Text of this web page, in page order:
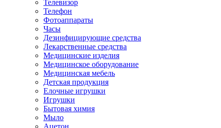
Телевизор
Телефон
Фотоаппараты
Часы
Дезинфицирующие средства
Лекарственные средства
Медицинские изделия
Медицинское оборудование
Медицинская мебель
Детская продукция
Елочные игрушки
Игрушки
Бытовая химия
Мыло
Ацетон